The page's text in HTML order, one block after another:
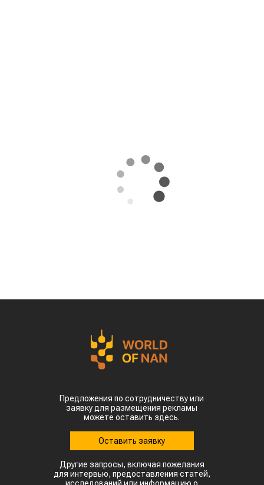
Предложения по сотрудничеству или
заявку для размещения рекламы
можете оставить здесь.
Оставить заявку
Другие запросы, включая пожелания
для интервью, предоставления статей,